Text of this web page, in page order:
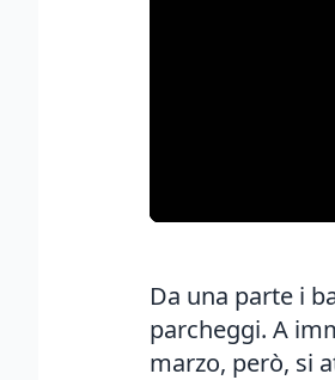
Da una parte i
parcheggi. A
marzo, però, si